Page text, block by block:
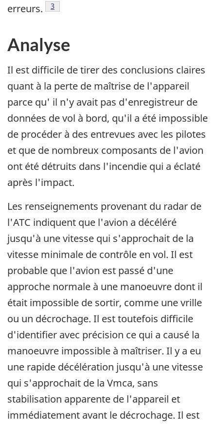
erreurs.
Note de bas de page
3
Analyse
Il est difficile de tirer des conclusions claires
quant à la perte de maîtrise de l'appareil
parce qu' il n'y avait pas d'enregistreur de
données de vol à bord, qu'il a été impossible
de procéder à des entrevues avec les pilotes
et que de nombreux composants de l'avion
ont été détruits dans l'incendie qui a éclaté
après l'impact.
Les renseignements provenant du radar de
l'ATC indiquent que l'avion a décéléré
jusqu'à une vitesse qui s'approchait de la
vitesse minimale de contrôle en vol. Il est
probable que l'avion est passé d'une
approche normale à une manoeuvre dont il
était impossible de sortir, comme une vrille
ou un décrochage. Il est toutefois difficile
d'identifier avec précision ce qui a causé la
manoeuvre impossible à maîtriser. Il y a eu
une rapide décélération jusqu'à une vitesse
qui s'approchait de la Vmca, sans
stabilisation apparente de l'appareil et
immédiatement avant le décrochage. Il est